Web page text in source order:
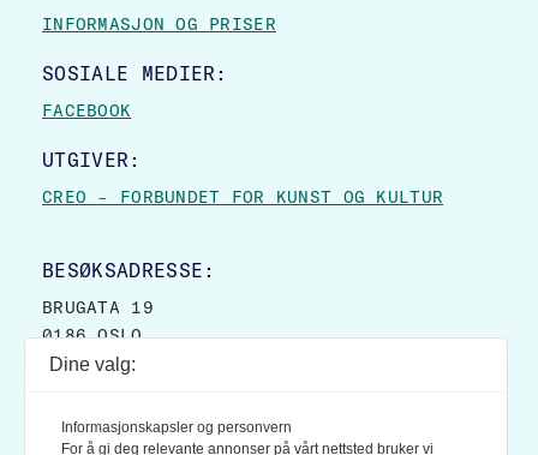
INFORMASJON OG PRISER
SOSIALE MEDIER:
FACEBOOK
UTGIVER:
CREO – FORBUNDET FOR KUNST OG KULTUR
BESØKSADRESSE:
BRUGATA 19
0186 OSLO
POSTBOKS 9007 GRØNLAND
0133 OSLO
Dine valg:
Informasjonskapsler og personvern
For å gi deg relevante annonser på vårt nettsted bruker vi